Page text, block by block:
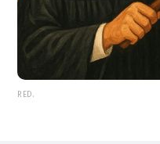
RED.